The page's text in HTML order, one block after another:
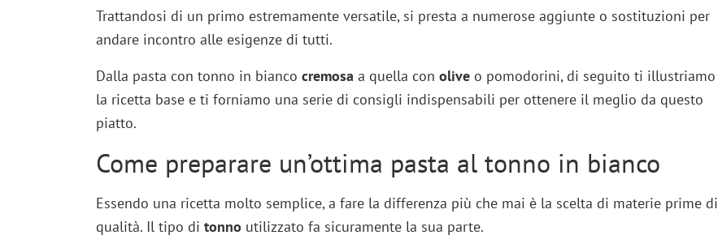
Trattandosi di un primo estremamente versatile, si presta a numerose aggiunte o sostituzioni per
andare incontro alle esigenze di tutti.
Dalla pasta con tonno in bianco cremosa a quella con oliveo pomodorini, di seguito ti illustriamo
la ricetta base e ti forniamo una serie di consigli indispensabili per ottenere il meglio da questo
piatto.
Come preparare un’ottima pasta al tonno in bianco
Essendo una ricetta molto semplice, a fare la differenza più che mai è la scelta di materie prime di
qualità. Il tipo di tonno utilizzato fa sicuramente la sua parte.